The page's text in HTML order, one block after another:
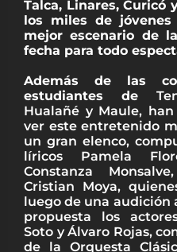
Talca, Linares, Curicó
los miles de jóvenes
mejor escenario de
fecha para todo
Además de las
estudiantes de
Hualañé y Maule,
ver este entretenido
un gran elenco,
líricos Pamela
Constanza
Cristian Moya,
luego de una audición
propuesta los
Soto y Álvaro Rojas,
de la Orquesta